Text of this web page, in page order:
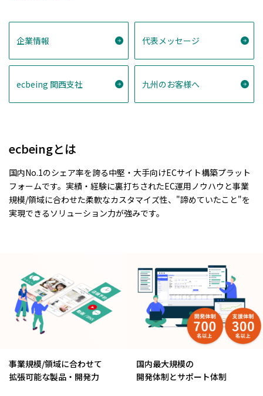
企業情報 代表メッセージ
ecbeing 関西支社 九州のお客様へ
ecbeingとは
国内No.1のシェア率を誇る中堅・大手向けECサイト構築プラット
フォームです。実績・経験に裏打ちされたEC運用ノウハウと事業
規模/領域に合わせた柔軟なカスタマイズ性、"諦めていたこと"を
実現できるソリューション力が強みです。
事業規模/領域に合わせて
拡張可能な製品・開発力
国内最大規模の
開発体制とサポート体制